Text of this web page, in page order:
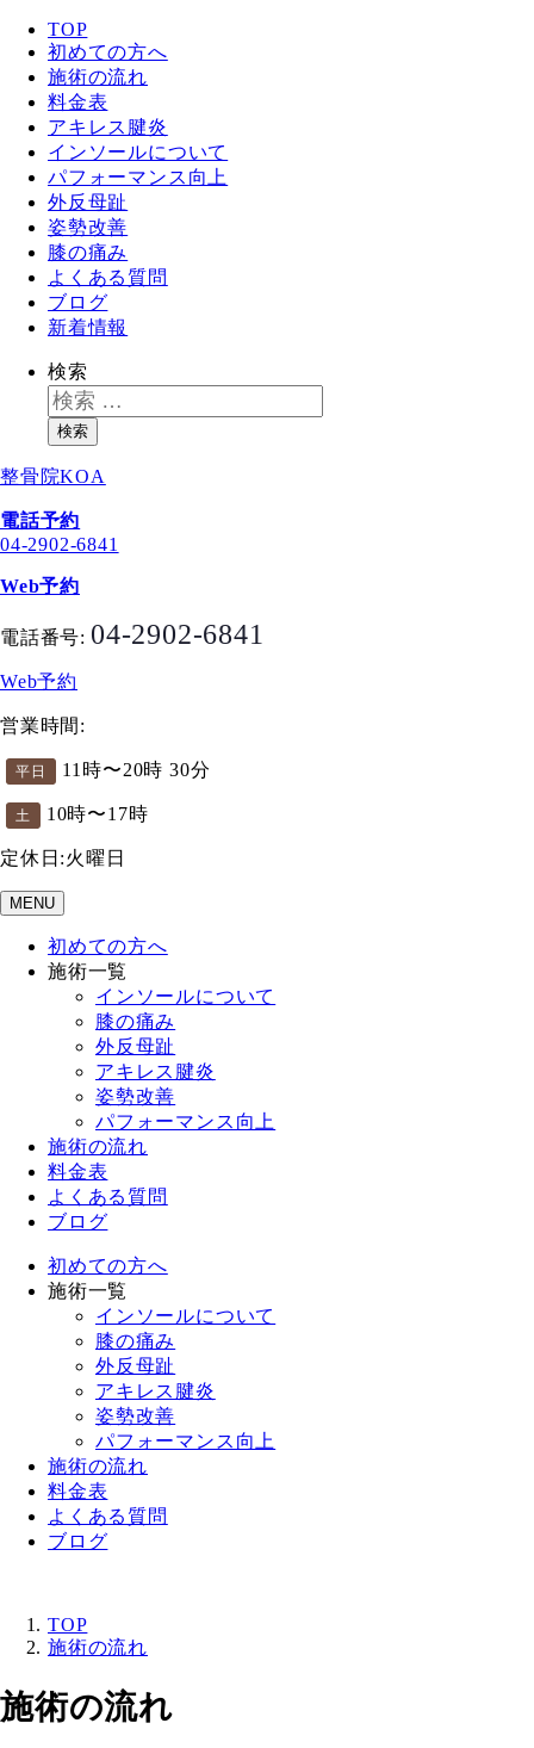
TOP
初めての方へ
施術の流れ
料金表
アキレス腱炎
インソールについて
パフォーマンス向上
外反母趾
姿勢改善
膝の痛み
よくある質問
ブログ
新着情報
検索
検索
整骨院KOA
電話予約
04-2902-6841
Web予約
電話番号: 04-2902-6841
Web予約
営業時間:
平日 11時〜20時 30分
土 10時〜17時
定休日:火曜日
MENU
初めての方へ
施術一覧
インソールについて
膝の痛み
外反母趾
アキレス腱炎
姿勢改善
パフォーマンス向上
施術の流れ
料金表
よくある質問
ブログ
初めての方へ
施術一覧
インソールについて
膝の痛み
外反母趾
アキレス腱炎
姿勢改善
パフォーマンス向上
施術の流れ
料金表
よくある質問
ブログ
TOP
施術の流れ
施術の流れ